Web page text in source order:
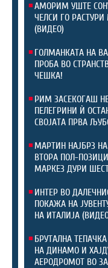
АМОРИМ УШТЕ
ЧЕЛСИ ГО
(ВИДЕО)
ГОЛМАНКАТА НА
ПРОБА ВО
ЧЕШКА!
РИМ ЗАСЕКОГАШ
ПЕЛЕГРИНИ Ѝ
СВОЈАТА ПРВА
МАРТИН НАЈБРЗ
ВТОРА ПОЛ-
МАРКЕЗ ДУРИ
ИНТЕР ВО
ПОКАЖА НА
НА ИТАЛИЈА
БРУТАЛНА
НА ДИНАМО И
АЕРОДРОМОТ ВО